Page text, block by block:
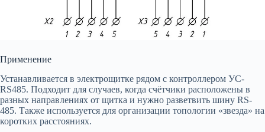
Применение
Устанавливается в электрощитке рядом с контроллером УС-
RS485. Подходит для случаев, когда счётчики расположены в
разных направлениях от щитка и нужно разветвить шину RS-
485. Также используется для организации топологии «звезда» на
коротких расстояниях.